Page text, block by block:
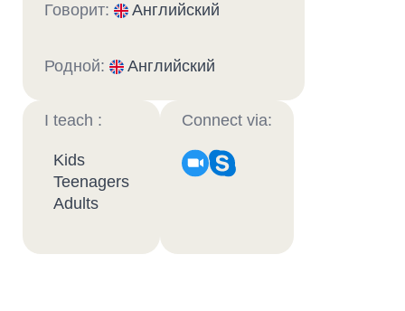
Говорит: Английский
Родной: Английский
I teach :
Kids
Teenagers
Adults
Connect via: